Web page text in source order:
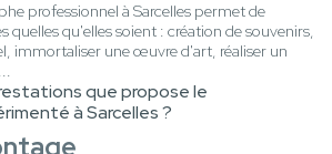
professionnel à Sarcelles permet de
quelles qu'elles soient : création de souvenirs,
immortaliser une œuvre d'art, réaliser un
que propose le
à Sarcelles ?